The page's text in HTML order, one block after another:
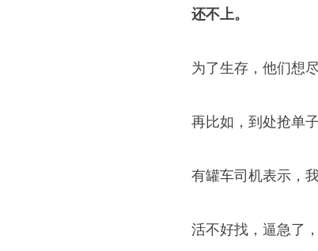
还不上。
为了生存，他们想
再比如，到处抢单子
有罐车司机表示，
活不好找，逼急了